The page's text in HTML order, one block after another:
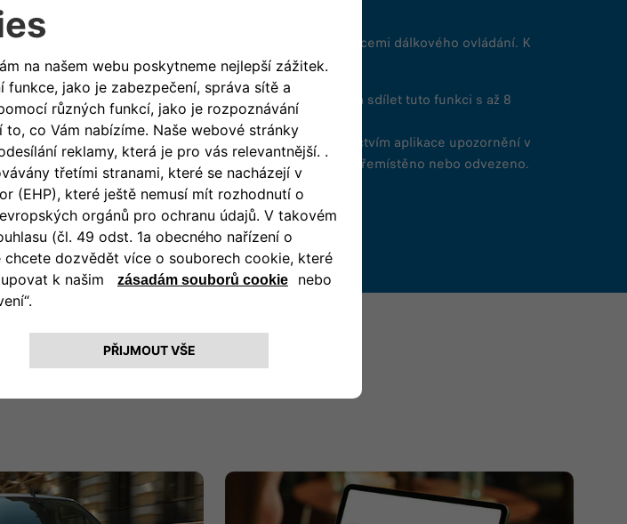
Nabízí všechny služby související s navigací a funkcemi dálkového ovládání. K
dispozici jsou 2 různé volitelné připojené služby:
My Wifi, která umožňuje využívat wifi v autě a sdílet tuto funkci s až 8
spolucestujícími.
My Alert, která umožňuje přijímat prostřednictvím aplikace upozornění v
reálném čase, když je vozidlo neoprávněně přemístěno nebo odvezeno.
OBJEVIT VÍCE